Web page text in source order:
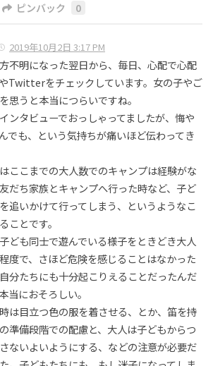
ピンバック 0
2019年10月2日 3:17 PM
不明になった翌日から、毎日、心配で心配
Twitterをチェックしています。女の子やご
思うと本当につらいですね。
ンタビューでおっしゃってましたが、悔や
でも、という気持ちが痛いほど伝わってき
ここまでの大人数でのキャンプは経験がな
だち家族とキャンプへ行った時など、子ど
追いかけて行ってしまう、というようなこ
ことです。
ども同士で遊んでいる様子をときどき大人
度で、さほど危険を感じることはなかった
分たちにも十分起こりえることだったんだ
当におそろしい。
は目立つ色の服を着させる、とか、笛を持
準備段階での配慮と、大人は子どもからつ
ないよいようにする、などの注意が必要だ